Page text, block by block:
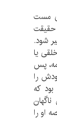
مست
حقیقت
شود.
یا
پس
را
که
او را